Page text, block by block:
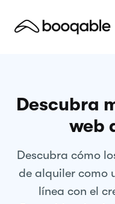
Descubra
web
Descubra cómo
de alquiler como
línea con el